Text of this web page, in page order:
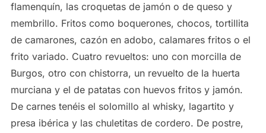
flamenquín, las croquetas de jamón o de queso y
membrillo. Fritos como boquerones, chocos, tortillita
de camarones, cazón en adobo, calamares fritos o el
frito variado. Cuatro revueltos: uno con morcilla de
Burgos, otro con chistorra, un revuelto de la huerta
murciana y el de patatas con huevos fritos y jamón.
De carnes tenéis el solomillo al whisky, lagartito y
presa ibérica y las chuletitas de cordero. De postre,